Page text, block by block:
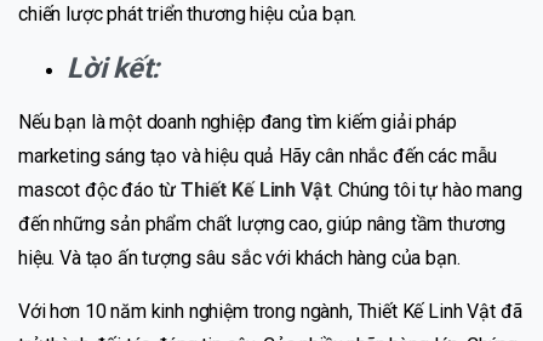
chiến lược phát triển thương hiệu của bạn.
Lời kết:
Nếu bạn là một doanh nghiệp đang tìm kiếm giải pháp
marketing sáng tạo và hiệu quả Hãy cân nhắc đến các mẫu
mascot độc đáo từThiết Kế Linh Vật. Chúng tôi tự hào mang
đến những sản phẩm chất lượng cao, giúp nâng tầm thương
hiệu. Và tạo ấn tượng sâu sắc với khách hàng của bạn.
Với hơn 10 năm kinh nghiệm trong ngành, Thiết Kế Linh Vật đã